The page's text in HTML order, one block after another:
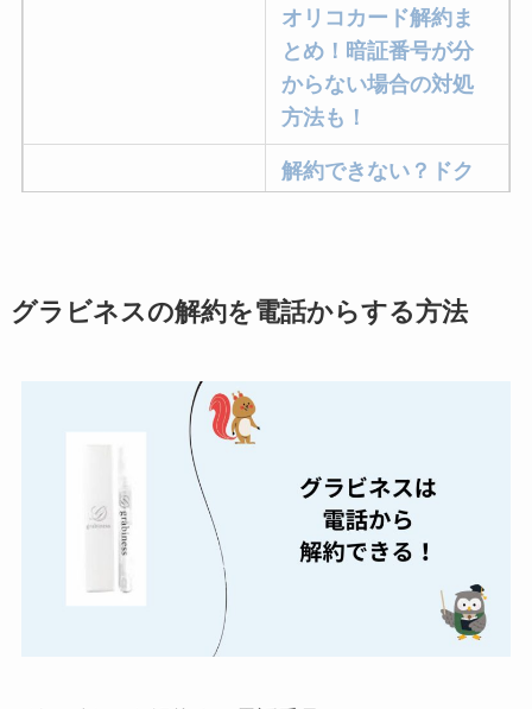
オリコカード解約ま
とめ！暗証番号が分
からない場合の対処
方法も！
解約できない？ドク
ミュゼプラチナムの
解約方法まとめ！契
とめ！最短手続きや
ベストタイミングを
詳しく解説！
ユンス美容液の解約
まとめ！電話が繋が
グラビネスの解約を電話からする方法